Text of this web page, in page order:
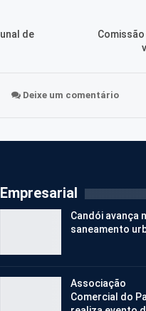
de
Deixe um comentário
Empresarial
Candói avança
saneamento
Associação
Comercial do